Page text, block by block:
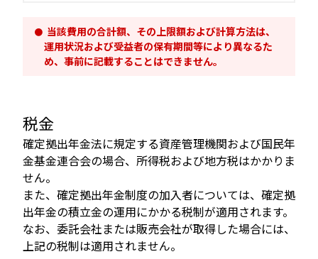
当該費用の合計額、その上限額および計算方法は、
運用状況および受益者の保有期間等により異なるた
め、事前に記載することはできません。
税金
確定拠出年金法に規定する資産管理機関および国民年
金基金連合会の場合、所得税および地方税はかかりま
せん。
また、確定拠出年金制度の加入者については、確定拠
出年金の積立金の運用にかかる税制が適用されます。
なお、委託会社または販売会社が取得した場合には、
上記の税制は適用されません。